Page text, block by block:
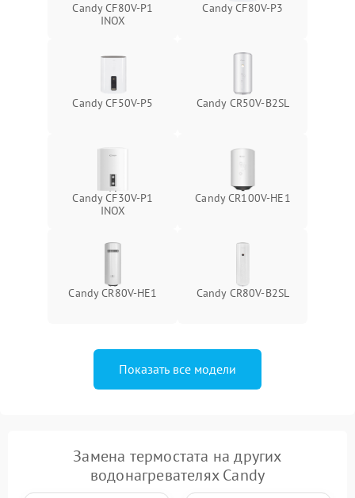
Candy CF80V-P1
INOX
Candy CF80V-P3
Candy CF50V-P5 Candy CR50V-B2SL
Candy CF30V-P1
INOX
Candy CR100V-HE1
Candy CR80V-HE1 Candy CR80V-B2SL
Показать все модели
Замена термостата на других
водонагревателях Candy